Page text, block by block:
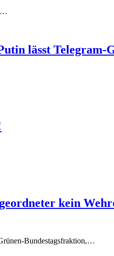
lässt
kein
Bundestagsfraktion,…